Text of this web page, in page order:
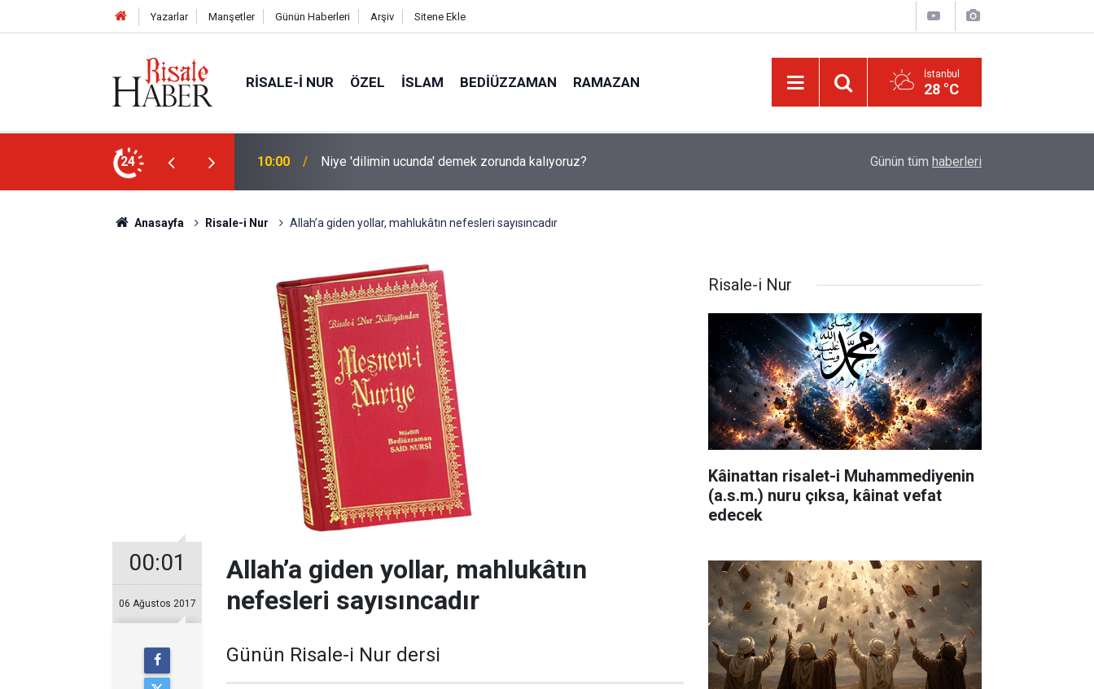
Yazarlar Manşetler Günün Haberleri Arşiv Sitene Ekle
RISALE-I NUR ÖZEL İSLAM BEDIÜZZAMAN RAMAZAN İstanbul
28 °C
24 09:45 Okullarında yapay zeka ile kopyaya karşı sözlü savunma şartı getirdiler
yaşanacak
Günün tüm haberleri
Anasayfa Risale-i Nur Allah’a giden yollar, mahlukâtın nefesleri sayısıncadır
00:01
06 Ağustos 2017
Allah’a giden yollar, mahlukâtın
nefesleri sayısıncadır
Günün Risale-i Nur dersi
Risale-i Nur
Kâinattan risalet-i Muhammediyenin
(a.s.m.) nuru çıksa, kâinat vefat
edecek